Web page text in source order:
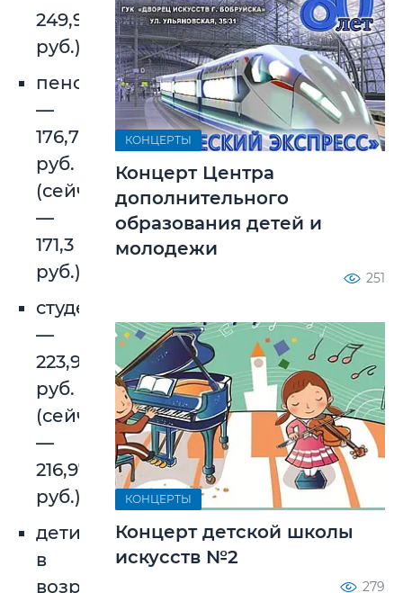
249,98
руб.);
пенсионеры
—
176,75
руб.
(сейчас
—
171,3
руб.);
студенты
—
223,93
руб.
(сейчас
—
216,97
руб.);
дети
в
возрасте
КОНЦЕРТЫ
Концерт Центра
дополнительного
образования детей и
молодежи
251
КОНЦЕРТЫ
Концерт детской школы
искусств №2
279